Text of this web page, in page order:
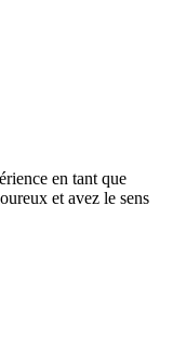
en tant que
et avez le sens